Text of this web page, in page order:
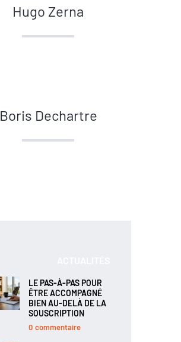
Hugo Zerna
Boris Dechartre
LE PAS-À-PAS POUR
ÊTRE ACCOMPAGNÉ
BIEN AU-DELÀ DE LA
SOUSCRIPTION
0 commentaire